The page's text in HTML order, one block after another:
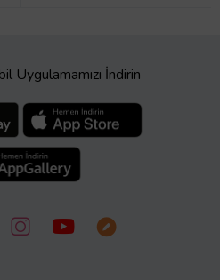
Uygulamamızı İndirin